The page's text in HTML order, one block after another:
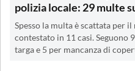
polizia locale: 29 multe
Spesso la multa è scattata per il
contestato in 11 casi. Seguono
targa e 5 per mancanza di